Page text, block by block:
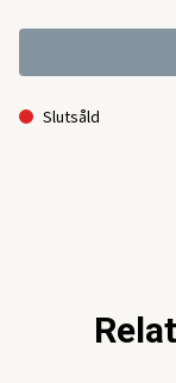
Slutsåld